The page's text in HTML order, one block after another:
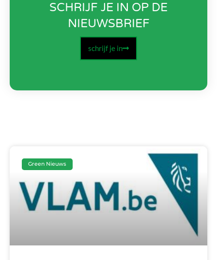
SCHRIJF JE IN OP DE
NIEUWSBRIEF
schrijf je in
Green Nieuws